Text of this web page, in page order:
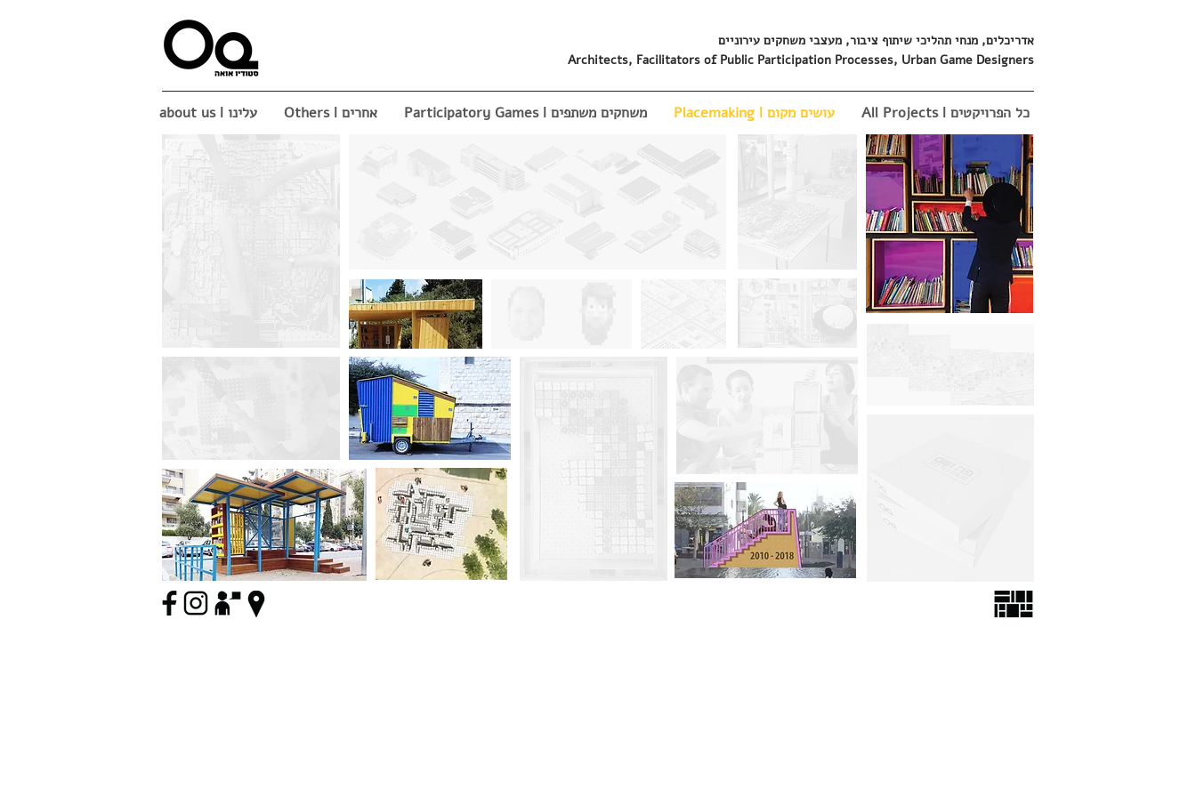
אדריכלים, מנחי תהליכי שיתוף ציבור, מעצבי משחקים עירוניים
Architects, Facilitators of Public Participation Processes, Urban Game Designers
about us ǀ עלינו Others ǀ אחרים Participatory Games ǀ משחקים משתפים Placemaking ǀ עושים מקום All Projects ǀ כל הפרויקטים